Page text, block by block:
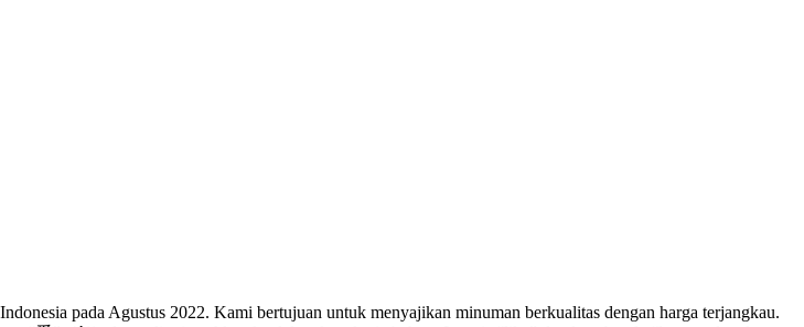
pada Agustus 2022. Kami bertujuan untuk menyajikan minuman berkualitas dengan harga terjangkau.